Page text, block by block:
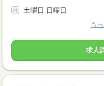
土曜日 日曜日
も
求人